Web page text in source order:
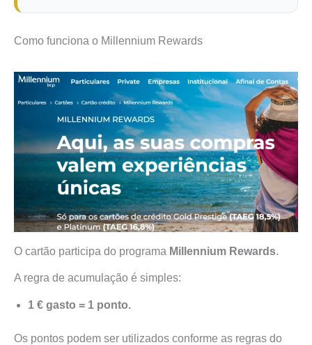
Como funciona o Millennium Rewards
O cartão participa do programa Millennium Rewards.
A regra de acumulação é simples:
1 € gasto = 1 ponto.
Os pontos podem ser utilizados conforme as regras do